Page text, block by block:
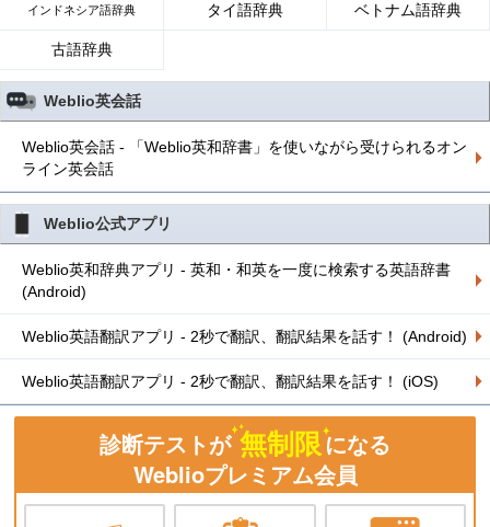
インドネシア語辞典 タイ語辞典 ベトナム語辞典
古語辞典
Weblio英会話
Weblio英会話 - 「Weblio英和辞書」を使いながら受けられるオン
ライン英会話
Weblio公式アプリ
Weblio英和辞典アプリ - 英和・和英を一度に検索する英語辞書
(Android)
Weblio英語翻訳アプリ - 2秒で翻訳、翻訳結果を話す！ (Android)
Weblio英語翻訳アプリ - 2秒で翻訳、翻訳結果を話す！ (iOS)
診断テストが 無制限になる
Weblioプレミアム会員